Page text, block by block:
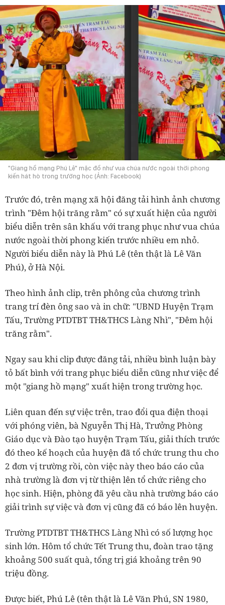
"Giang hồ mạng Phú Lê" mặc đồ như vua chúa nước ngoài thời phong
kiến hát hò trong trường học (Ảnh: Facebook)
Trước đó, trên mạng xã hội đăng tải hình ảnh chương
trình "Đêm hội trăng rằm" có sự xuất hiện của người
biểu diễn trên sân khấu với trang phục như vua chúa
nước ngoài thời phong kiến trước nhiều em nhỏ.
Người biểu diễn này là Phú Lê (tên thật là Lê Văn
Phú), ở Hà Nội.
Theo hình ảnh clip, trên phông của chương trình
trang trí đèn ông sao và in chữ: "UBND Huyện Trạm
Tấu, Trường PTDTBT TH&THCS Làng Nhì", "Đêm hội
trăng rằm".
Ngay sau khi clip được đăng tải, nhiều bình luận bày
tỏ bất bình với trang phục biểu diễn cũng như việc để
một "giang hồ mạng" xuất hiện trong trường học.
Liên quan đến sự việc trên, trao đổi qua điện thoại
với phóng viên, bà Nguyễn Thị Hà, Trưởng Phòng
Giáo dục và Đào tạo huyện Trạm Tấu, giải thích trước
đó theo kế hoạch của huyện đã tổ chức trung thu cho
2 đơn vị trường rồi, còn việc này theo báo cáo của
nhà trường là đơn vị từ thiện lên tổ chức riêng cho
học sinh. Hiện, phòng đã yêu cầu nhà trường báo cáo
giải trình sự việc và đơn vị cũng đã có báo lên huyện.
Trường PTDTBT TH&THCS Làng Nhì có số lượng học
sinh lớn. Hôm tổ chức Tết Trung thu, đoàn trao tặng
khoảng 500 suất quà, tổng trị giá khoảng trên 90
triệu đồng.
Được biết, Phú Lê (tên thật là Lê Văn Phú, SN 1980,